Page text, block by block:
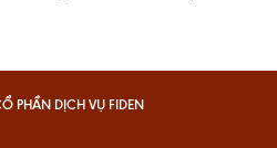
PHẦN DỊCH VỤ FIDEN